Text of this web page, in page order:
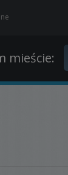
mieście: